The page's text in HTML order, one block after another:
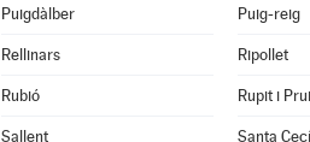
Puigdàlber Puig-reig
Rellinars Ripollet
Rubió Rupit i
Sallent Santa